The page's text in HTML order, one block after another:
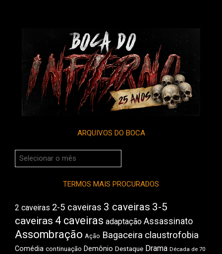
ARQUIVOS DO BOCA
Arquivos
do
TERMOS MAIS PROCURADOS
2 caveiras 2-5 caveiras 3 caveiras 3-5
caveiras 4 caveiras adaptação Assassinato
Assombração Ação Bagaceira claustrofobia
Comédia continuação Demônio Destaque Drama Década de 70